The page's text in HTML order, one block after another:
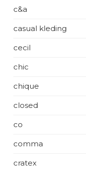
c&a
casual kleding
cecil
chic
chique
closed
co
comma
cratex